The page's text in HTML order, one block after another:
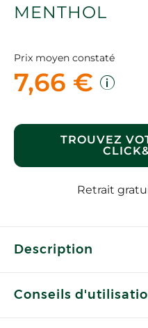
MENTHOL
Prix moyen constaté
7,66 €
TROUVEZ
Retrait
Description
Conseils